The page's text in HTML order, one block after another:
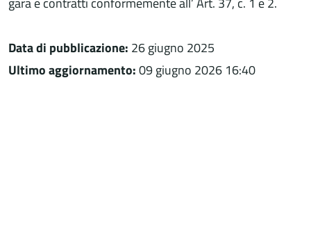
Data di pubblicazione: 26 giugno 2025
Ultimo aggiornamento:09 giugno 2026 16:40